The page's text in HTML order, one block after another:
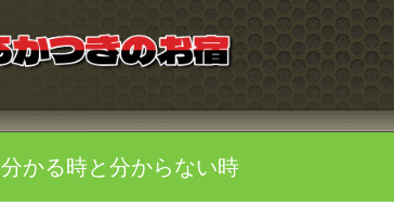
分かる時と分からない時